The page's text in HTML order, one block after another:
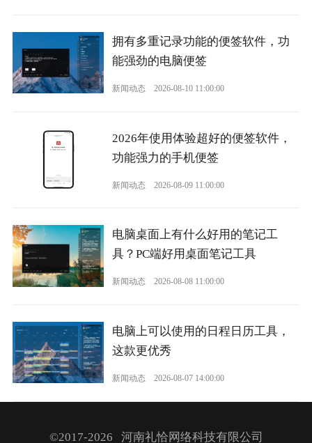
拥有多重记录功能的便签软件，功
能强劲的电脑便签
新闻动态 2026-08-10 11:00:00
2026年使用体验超好的便签软件，
功能强力的手机便签
新闻动态 2026-08-09 11:00:00
电脑桌面上有什么好用的笔记工
具？PC端好用桌面笔记工具
新闻动态 2026-08-08 11:00:00
电脑上可以使用的日程日历工具，
这款更优秀
新闻动态 2026-08-07 14:00:00
©2017-2026 河南礼恰网络科技有限公司